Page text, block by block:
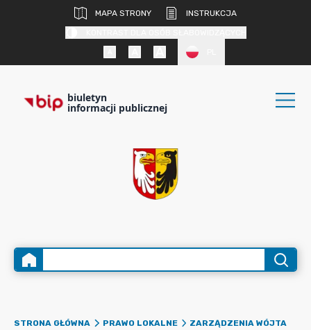
MAPA STRONY
INSTRUKCJA
biuletyn
informacji publicznej
STRONA GŁÓWNA PRAWO LOKALNE
ZARZĄDZENIA WÓJTA